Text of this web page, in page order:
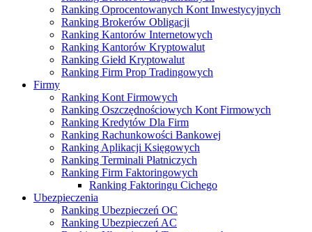
Ranking Oprocentowanych Kont Inwestycyjnych
Ranking Brokerów Obligacji
Ranking Kantorów Internetowych
Ranking Kantorów Kryptowalut
Ranking Giełd Kryptowalut
Ranking Firm Prop Tradingowych
Firmy
Ranking Kont Firmowych
Ranking Oszczędnościowych Kont Firmowych
Ranking Kredytów Dla Firm
Ranking Rachunkowości Bankowej
Ranking Aplikacji Księgowych
Ranking Terminali Płatniczych
Ranking Firm Faktoringowych
Ranking Faktoringu Cichego
Ubezpieczenia
Ranking Ubezpieczeń OC
Ranking Ubezpieczeń AC